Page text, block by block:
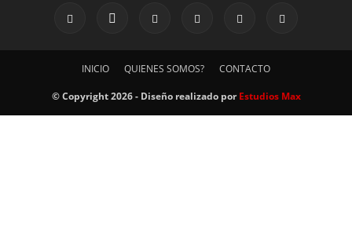
INICIO QUIENES SOMOS? CONTACTO
© Copyright 2026 - Diseño realizado porEstudios Max